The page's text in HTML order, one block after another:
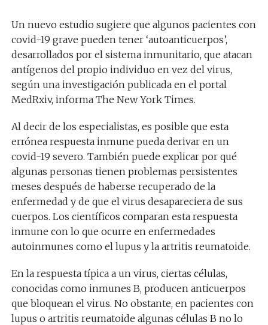
Un nuevo estudio sugiere que algunos pacientes con
covid-19 grave pueden tener ‘autoanticuerpos’,
desarrollados por el sistema inmunitario, que atacan
antígenos del propio individuo en vez del virus,
según una investigación publicada en el portal
MedRxiv, informa The New York Times.
Al decir de los especialistas, es posible que esta
errónea respuesta inmune pueda derivar en un
covid-19 severo. También puede explicar por qué
algunas personas tienen problemas persistentes
meses después de haberse recuperado de la
enfermedad y de que el virus desapareciera de sus
cuerpos. Los científicos comparan esta respuesta
inmune con lo que ocurre en enfermedades
autoinmunes como el lupus y la artritis reumatoide.
En la respuesta típica a un virus, ciertas células,
conocidas como inmunes B, producen anticuerpos
que bloquean el virus. No obstante, en pacientes con
lupus o artritis reumatoide algunas células B no lo